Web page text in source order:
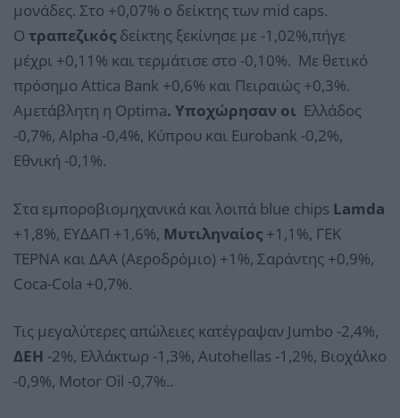
μονάδες. Στο +0,07% ο δείκτης των mid caps.
Ο τραπεζικός δείκτης ξεκίνησε με -1,02%,πήγε
μέχρι +0,11% και τερμάτισε στο -0,10%. Με θετικό
πρόσημο Attica Bank +0,6% και Πειραιώς +0,3%.
Αμετάβλητη η Optima. Υποχώρησαν οι Ελλάδος
-0,7%, Alpha -0,4%, Κύπρου και Eurobank -0,2%,
Εθνική -0,1%.
Στα εμποροβιομηχανικά και λοιπά blue chips Lamda
+1,8%, ΕΥΔΑΠ +1,6%, Μυτιληναίος +1,1%, ΓΕΚ
ΤΕΡΝΑ και ΔΑΑ (Αεροδρόμιο) +1%, Σαράντης +0,9%,
Coca-Cola +0,7%.
Τις μεγαλύτερες απώλειες κατέγραψαν Jumbo -2,4%,
ΔΕΗ -2%, Ελλάκτωρ -1,3%, Autohellas -1,2%, Βιοχάλκο
-0,9%, Motor Oil -0,7%..